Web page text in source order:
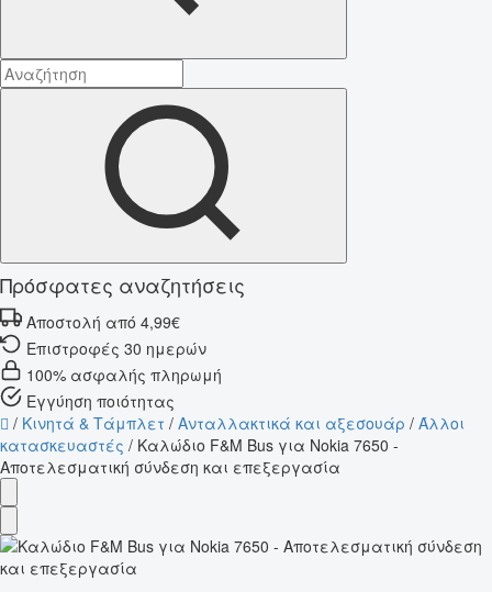
Πρόσφατες αναζητήσεις
Αποστολή από 4,99€
Επιστροφές 30 ημερών
100% ασφαλής πληρωμή
Εγγύηση ποιότητας
/ Κινητά & Τάμπλετ / Ανταλλακτικά και αξεσουάρ / Άλλοι
κατασκευαστές / Καλώδιο F&M Bus για Nokia 7650 -
Αποτελεσματική σύνδεση και επεξεργασία